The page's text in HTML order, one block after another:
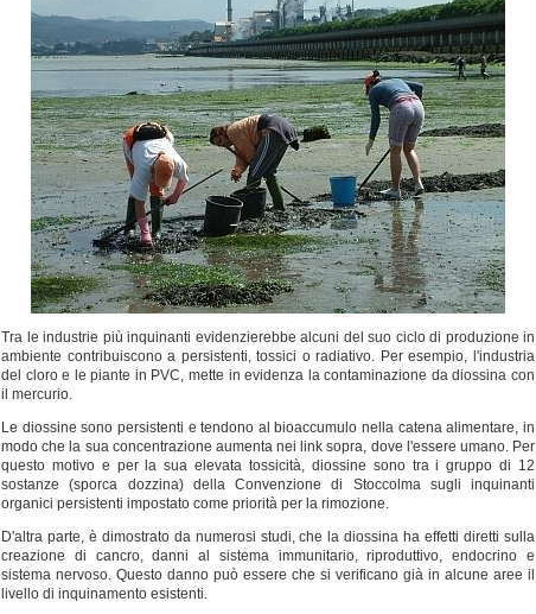
Tra le industrie più inquinanti evidenzierebbe alcuni del suo ciclo di produzione in
ambiente contribuiscono a persistenti, tossici o radiativo. Per esempio, l'industria
del cloro e le piante in PVC, mette in evidenza la contaminazione da diossina con
il mercurio.
Le diossine sono persistenti e tendono al bioaccumulo nella catena alimentare, in
modo che la sua concentrazione aumenta nei link sopra, dove l'essere umano. Per
questo motivo e per la sua elevata tossicità, diossine sono tra i gruppo di 12
sostanze (sporca dozzina) della Convenzione di Stoccolma sugli inquinanti
organici persistenti impostato come priorità per la rimozione.
D'altra parte, è dimostrato da numerosi studi, che la diossina ha effetti diretti sulla
creazione di cancro, danni al sistema immunitario, riproduttivo, endocrino e
sistema nervoso. Questo danno può essere che si verificano già in alcune aree il
livello di inquinamento esistenti.